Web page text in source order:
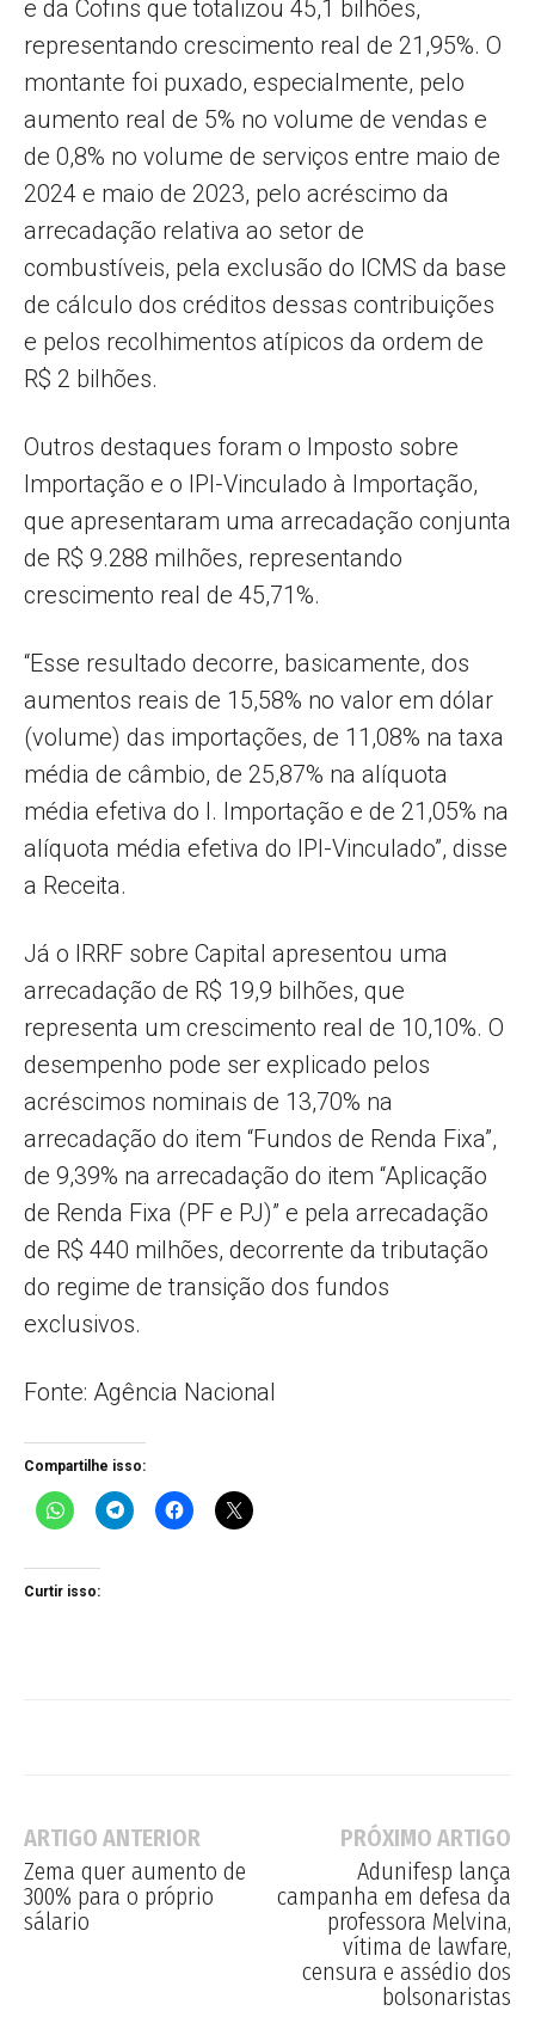
e da Cofins que totalizou 45,1 bilhões,
representando crescimento real de 21,95%. O
montante foi puxado, especialmente, pelo
aumento real de 5% no volume de vendas e
de 0,8% no volume de serviços entre maio de
2024 e maio de 2023, pelo acréscimo da
arrecadação relativa ao setor de
combustíveis, pela exclusão do ICMS da base
de cálculo dos créditos dessas contribuições
e pelos recolhimentos atípicos da ordem de
R$ 2 bilhões.
Outros destaques foram o Imposto sobre
Importação e o IPI-Vinculado à Importação,
que apresentaram uma arrecadação conjunta
de R$ 9.288 milhões, representando
crescimento real de 45,71%.
“Esse resultado decorre, basicamente, dos
aumentos reais de 15,58% no valor em dólar
(volume) das importações, de 11,08% na taxa
média de câmbio, de 25,87% na alíquota
média efetiva do I. Importação e de 21,05% na
alíquota média efetiva do IPI-Vinculado”, disse
a Receita.
Já o IRRF sobre Capital apresentou uma
arrecadação de R$ 19,9 bilhões, que
representa um crescimento real de 10,10%. O
desempenho pode ser explicado pelos
acréscimos nominais de 13,70% na
arrecadação do item “Fundos de Renda Fixa”,
de 9,39% na arrecadação do item “Aplicação
de Renda Fixa (PF e PJ)” e pela arrecadação
de R$ 440 milhões, decorrente da tributação
do regime de transição dos fundos
exclusivos.
Fonte: Agência Nacional
Compartilhe isso:
Curtir isso:
ARTIGO ANTERIOR
Zema quer aumento de
300% para o próprio
sálario
PRÓXIMO ARTIGO
Adunifesp lança
campanha em defesa da
professora Melvina,
vítima de lawfare,
censura e assédio dos
bolsonaristas